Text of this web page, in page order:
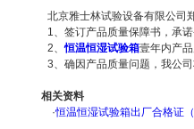
北京雅士林试验设备有限公司
1、签订产品质量保障书，承诺
2、恒温恒湿试验箱壹年内产
3、确因产品质量问题，我公司
相关资料
·恒温恒湿试验箱出厂合格证